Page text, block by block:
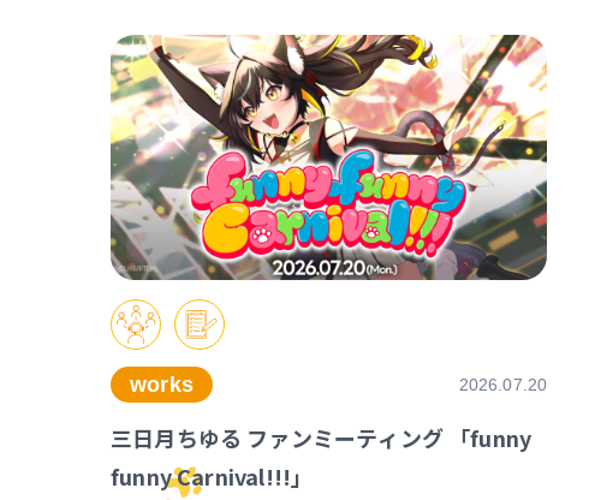
works 2026.07.20
三日月ちゆる ファンミーティング 「funny
funny Carnival!!!」